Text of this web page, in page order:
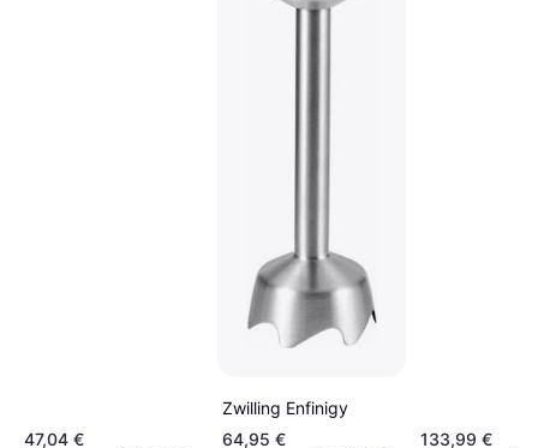
47,04 €
Zwilling Enfinigy
64,95 €
133,99 €